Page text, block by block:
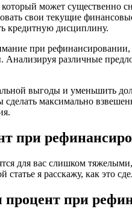
может существенно
свои текущие
кредитную дисциплину.
при
различные
выгоды и уменьшить
сделать максимально
при
для вас слишком
я расскажу, как это
при